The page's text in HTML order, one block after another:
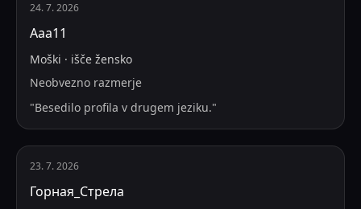
24. 7. 2026
Ааа11
Moški · išče žensko
Neobvezno razmerje
"Besedilo profila v drugem jeziku."
23. 7. 2026
Горная_Стрела